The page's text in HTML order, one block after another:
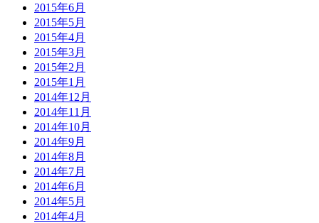
2015年6月
2015年5月
2015年4月
2015年3月
2015年2月
2015年1月
2014年12月
2014年11月
2014年10月
2014年9月
2014年8月
2014年7月
2014年6月
2014年5月
2014年4月